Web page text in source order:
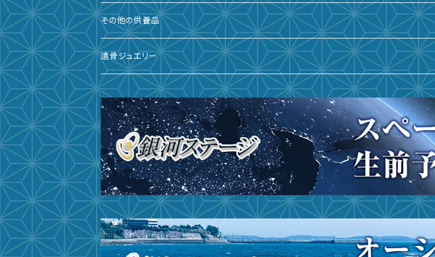
備前焼
九谷焼
有田焼
瀬戸焼
ガラス
その他
サイズ
その他の供養品
遺骨ジュエリー
遺骨ダイヤ
台座・リング
台座・ネックレス
台座・ピアス